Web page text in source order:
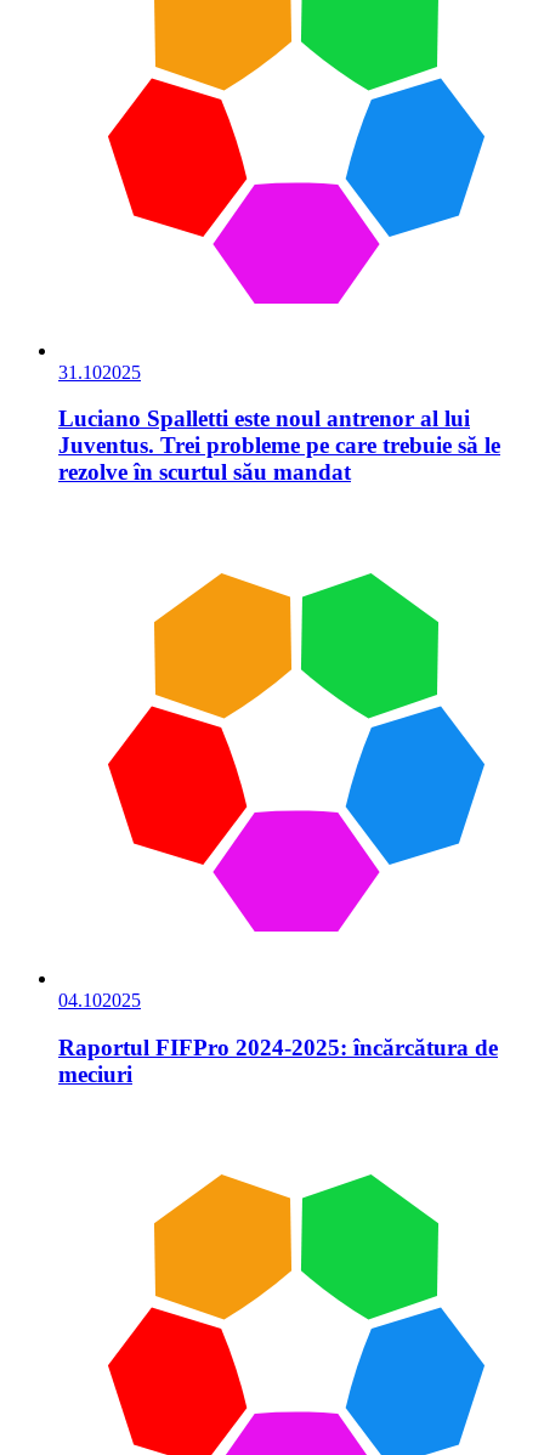
31.102025
Luciano Spalletti este noul antrenor al lui
Juventus. Trei probleme pe care trebuie să le
rezolve în scurtul său mandat
04.102025
Raportul FIFPro 2024-2025: încărcătura de
meciuri